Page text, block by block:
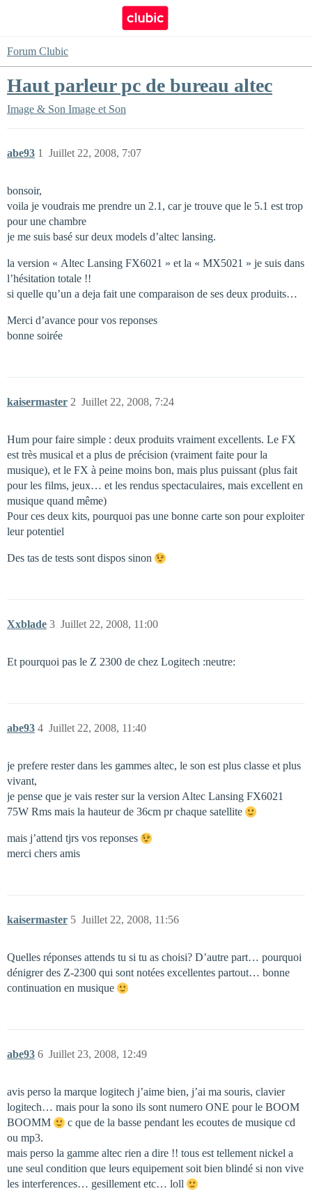
Forum Clubic
Haut parleur pc de bureau altec
Image & Son Image et Son
abe93 Juillet 22, 2008, 7:07
1
bonsoir,
voila je voudrais me prendre un 2.1, car je trouve que le 5.1 est trop
pour une chambre
je me suis basé sur deux models d’altec lansing.
la version « Altec Lansing FX6021 » et la « MX5021 » je suis dans
l’hésitation totale !!
si quelle qu’un a deja fait une comparaison de ses deux produits…
Merci d’avance pour vos reponses
bonne soirée
kaisermaster Juillet 22, 2008, 7:24
2
Hum pour faire simple : deux produits vraiment excellents. Le FX
est très musical et a plus de précision (vraiment faite pour la
musique), et le FX à peine moins bon, mais plus puissant (plus fait
pour les films, jeux… et les rendus spectaculaires, mais excellent en
musique quand même)
Pour ces deux kits, pourquoi pas une bonne carte son pour exploiter
leur potentiel
Des tas de tests sont dispos sinon
Xxblade Juillet 22, 2008, 11:00
3
Et pourquoi pas le Z 2300 de chez Logitech :neutre:
abe93 Juillet 22, 2008, 11:40
4
je prefere rester dans les gammes altec, le son est plus classe et plus
vivant,
je pense que je vais rester sur la version Altec Lansing FX6021
75W Rms mais la hauteur de 36cm pr chaque satellite
mais j’attend tjrs vos reponses
merci chers amis
kaisermaster Juillet 22, 2008, 11:56
5
Quelles réponses attends tu si tu as choisi? D’autre part… pourquoi
dénigrer des Z-2300 qui sont notées excellentes partout… bonne
continuation en musique
abe93 Juillet 23, 2008, 12:49
6
avis perso la marque logitech j’aime bien, j’ai ma souris, clavier
logitech… mais pour la sono ils sont numero ONE pour le BOOM
BOOMM
c que de la basse pendant les ecoutes de musique cd
ou mp3.
mais perso la gamme altec rien a dire !! tous est tellement nickel a
une seul condition que leurs equipement soit bien blindé si non vive
les interferences… gesillement etc… loll